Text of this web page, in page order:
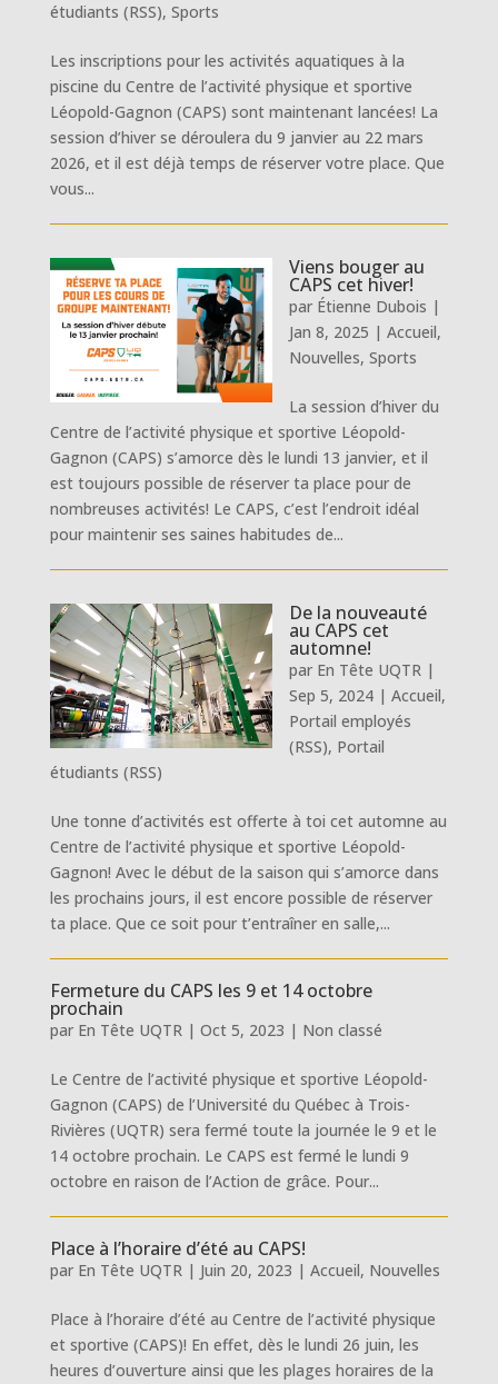
étudiants (RSS), Sports
Les inscriptions pour les activités aquatiques à la
piscine du Centre de l’activité physique et sportive
Léopold-Gagnon (CAPS) sont maintenant lancées! La
session d’hiver se déroulera du 9 janvier au 22 mars
2026, et il est déjà temps de réserver votre place. Que
vous...
Viens bouger au
CAPS cet hiver!
par Étienne Dubois |
Jan 8, 2025 | Accueil,
Nouvelles, Sports
La session d’hiver du
Centre de l’activité physique et sportive Léopold-
Gagnon (CAPS) s’amorce dès le lundi 13 janvier, et il
est toujours possible de réserver ta place pour de
nombreuses activités! Le CAPS, c’est l’endroit idéal
pour maintenir ses saines habitudes de...
De la nouveauté
au CAPS cet
automne!
par En Tête UQTR|
Sep 5, 2024| Accueil,
Portail employés
(RSS), Portail
étudiants (RSS)
Une tonne d’activités est offerte à toi cet automne au
Centre de l’activité physique et sportive Léopold-
Gagnon! Avec le début de la saison qui s’amorce dans
les prochains jours, il est encore possible de réserver
ta place. Que ce soit pour t’entraîner en salle,...
Fermeture du CAPS les 9 et 14 octobre
prochain
par En Tête UQTR| Oct 5, 2023 | Non classé
Le Centre de l’activité physique et sportive Léopold-
Gagnon (CAPS) de l’Université du Québec à Trois-
Rivières (UQTR) sera fermé toute la journée le 9 et le
14 octobre prochain. Le CAPS est fermé le lundi 9
octobre en raison de l’Action de grâce. Pour...
Place à l’horaire d’été au CAPS!
par En Tête UQTR| Juin 20, 2023 | Accueil, Nouvelles
Place à l’horaire d’été au Centre de l’activité physique
et sportive (CAPS)! En effet, dès le lundi 26 juin, les
heures d’ouverture ainsi que les plages horaires de la